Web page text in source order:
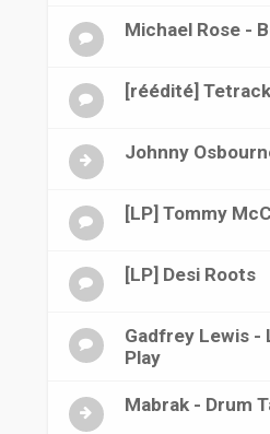
Michael Rose -
[réédité] Tetrack
Johnny
[LP] Tommy
[LP] Desi Roots
Gadfrey Lewis -
Play
Mabrak - Drum